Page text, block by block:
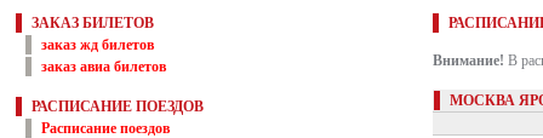
ЗАКАЗ БИЛЕТОВ
заказ жд билетов
заказ авиа билетов
РАСПИСАНИЕ ПОЕЗДОВ
Расписание поездов
Внимание! В
МОСКВА